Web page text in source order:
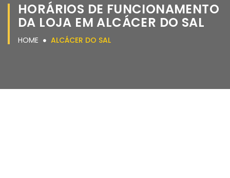
HORÁRIOS DE FUNCIONAMENTO
DA LOJA EM ALCÁCER DO SAL
HOME ALCÁCER DO SAL